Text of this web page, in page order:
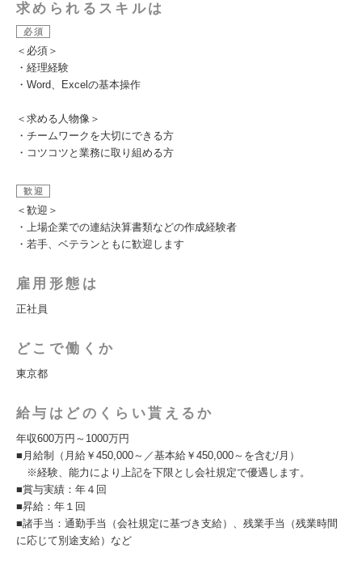
求められるスキルは
必須
＜必須＞
・経理経験
・Word、Excelの基本操作
＜求める人物像＞
・チームワークを大切にできる方
・コツコツと業務に取り組める方
歓迎
＜歓迎＞
・上場企業での連結決算書類などの作成経験者
・若手、ベテランともに歓迎します
雇用形態は
正社員
どこで働くか
東京都
給与はどのくらい貰えるか
年収600万円～1000万円
■月給制（月給￥450,000～／基本給￥450,000～を含む/月）
※経験、能力により上記を下限とし会社規定で優遇します。
■賞与実績：年４回
■昇給：年１回
■諸手当：通勤手当（会社規定に基づき支給）、残業手当（残業時間
に応じて別途支給）など